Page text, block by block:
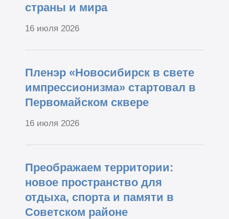
страны и мира
16 июля 2026
Пленэр «Новосибирск в свете
импрессионизма» стартовал в
Первомайском сквере
16 июля 2026
Преображаем территории:
новое пространство для
отдыха, спорта и памяти в
Советском районе